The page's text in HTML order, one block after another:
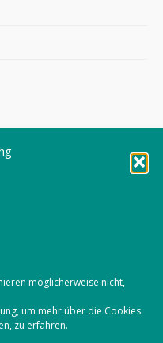
möglicherweise nicht,
, um mehr über die Cookies
zu erfahren.